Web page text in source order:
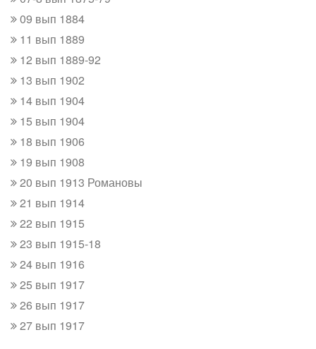
09 вып 1884
11 вып 1889
12 вып 1889-92
13 вып 1902
14 вып 1904
15 вып 1904
18 вып 1906
19 вып 1908
20 вып 1913 Романовы
21 вып 1914
22 вып 1915
23 вып 1915-18
24 вып 1916
25 вып 1917
26 вып 1917
27 вып 1917